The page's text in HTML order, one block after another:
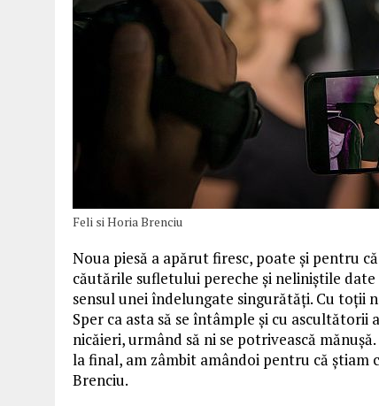
Feli si Horia Brenciu
Noua piesă a apărut firesc, poate și pentru
căutările sufletului pereche și neliniștile
sensul unei îndelungate singurătăți. Cu toții
Sper ca asta să se întâmple și cu
nicăieri, urmând să ni se potrivească
la final, am zâmbit amândoi pentru că știam
Brenciu.